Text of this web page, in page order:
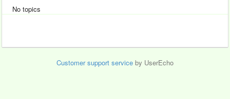
No topics
Customer support service by UserEcho